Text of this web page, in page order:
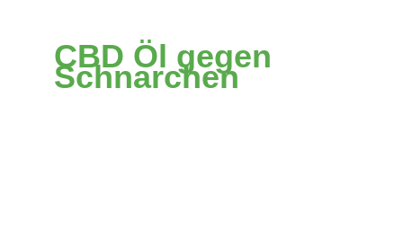
CBD Öl gegen
Schnarchen